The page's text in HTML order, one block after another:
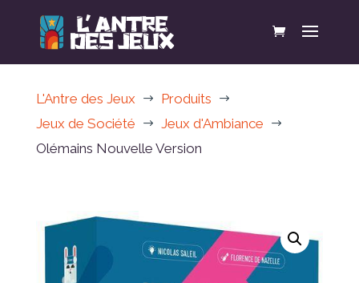
L'Antre des Jeux $ Produits $
Jeux de Société $ Jeux d'Ambiance $
Olémains Nouvelle Version